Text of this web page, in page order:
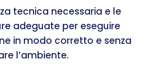
tecnica necessaria e le
adeguate per eseguire
in modo corretto e senza
l’ambiente.